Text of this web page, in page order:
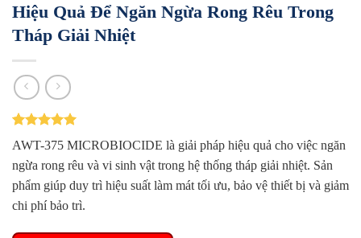
Hiệu Quả Để Ngăn Ngừa Rong Rêu Trong
Tháp Giải Nhiệt
5.00trên 5
dựa trên
1
đánh giá
AWT-375 MICROBIOCIDE là giải pháp hiệu quả cho việc ngăn
ngừa rong rêu và vi sinh vật trong hệ thống tháp giải nhiệt. Sản
phẩm giúp duy trì hiệu suất làm mát tối ưu, bảo vệ thiết bị và giảm
chi phí bảo trì.